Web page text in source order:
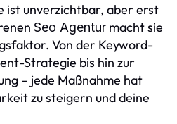
ist unverzichtbar, aber erst
Seo Agentur macht sie
Von der Keyword-
Strategie bis hin zur
– jede Maßnahme hat
zu steigern und deine